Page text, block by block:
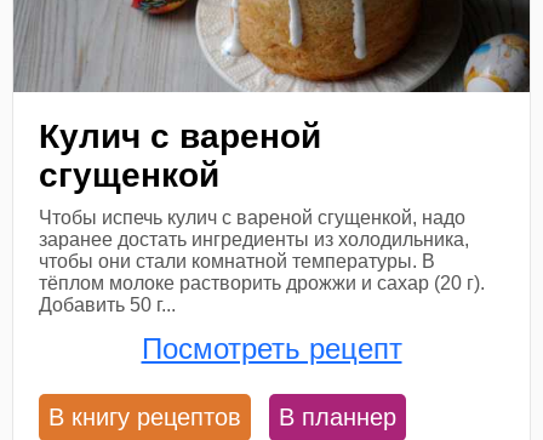
Кулич с вареной
сгущенкой
Чтобы испечь кулич с вареной сгущенкой, надо
заранее достать ингредиенты из холодильника,
чтобы они стали комнатной температуры. В
тёплом молоке растворить дрожжи и сахар (20 г).
Добавить 50 г...
Посмотреть рецепт
В книгу рецептов В планнер